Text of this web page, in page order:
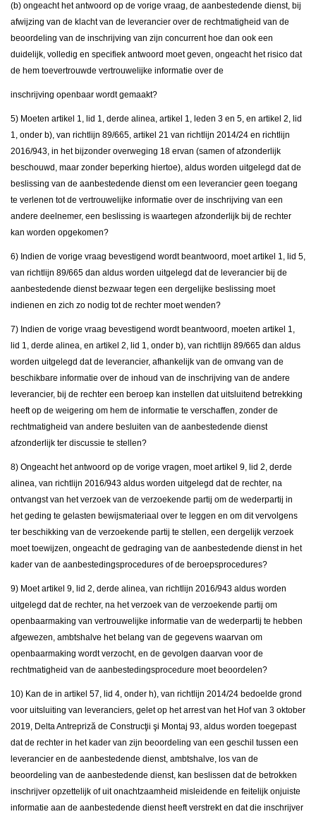
(b) ongeacht het antwoord op de vorige vraag, de aanbestedende dienst, bij
afwijzing van de klacht van de leverancier over de rechtmatigheid van de
beoordeling van de inschrijving van zijn concurrent hoe dan ook een
duidelijk, volledig en specifiek antwoord moet geven, ongeacht het risico dat
de hem toevertrouwde vertrouwelijke informatie over de
inschrijving openbaar wordt gemaakt?
5) Moeten artikel 1, lid 1, derde alinea, artikel 1, leden 3 en 5, en artikel 2, lid
1, onder b), van richtlijn 89/665, artikel 21 van richtlijn 2014/24 en richtlijn
2016/943, in het bijzonder overweging 18 ervan (samen of afzonderlijk
beschouwd, maar zonder beperking hiertoe), aldus worden uitgelegd dat de
beslissing van de aanbestedende dienst om een leverancier geen toegang
te verlenen tot de vertrouwelijke informatie over de inschrijving van een
andere deelnemer, een beslissing is waartegen afzonderlijk bij de rechter
kan worden opgekomen?
6) Indien de vorige vraag bevestigend wordt beantwoord, moet artikel 1, lid 5,
van richtlijn 89/665 dan aldus worden uitgelegd dat de leverancier bij de
aanbestedende dienst bezwaar tegen een dergelijke beslissing moet
indienen en zich zo nodig tot de rechter moet wenden?
7) Indien de vorige vraag bevestigend wordt beantwoord, moeten artikel 1,
lid 1, derde alinea, en artikel 2, lid 1, onder b), van richtlijn 89/665 dan aldus
worden uitgelegd dat de leverancier, afhankelijk van de omvang van de
beschikbare informatie over de inhoud van de inschrijving van de andere
leverancier, bij de rechter een beroep kan instellen dat uitsluitend betrekking
heeft op de weigering om hem de informatie te verschaffen, zonder de
rechtmatigheid van andere besluiten van de aanbestedende dienst
afzonderlijk ter discussie te stellen?
8) Ongeacht het antwoord op de vorige vragen, moet artikel 9, lid 2, derde
alinea, van richtlijn 2016/943 aldus worden uitgelegd dat de rechter, na
ontvangst van het verzoek van de verzoekende partij om de wederpartij in
het geding te gelasten bewijsmateriaal over te leggen en om dit vervolgens
ter beschikking van de verzoekende partij te stellen, een dergelijk verzoek
moet toewijzen, ongeacht de gedraging van de aanbestedende dienst in het
kader van de aanbestedingsprocedures of de beroepsprocedures?
9) Moet artikel 9, lid 2, derde alinea, van richtlijn 2016/943 aldus worden
uitgelegd dat de rechter, na het verzoek van de verzoekende partij om
openbaarmaking van vertrouwelijke informatie van de wederpartij te hebben
afgewezen, ambtshalve het belang van de gegevens waarvan om
openbaarmaking wordt verzocht, en de gevolgen daarvan voor de
rechtmatigheid van de aanbestedingsprocedure moet beoordelen?
10) Kan de in artikel 57, lid 4, onder h), van richtlijn 2014/24 bedoelde grond
voor uitsluiting van leveranciers, gelet op het arrest van het Hof van 3 oktober
2019, Delta Antrepriză de Construcţii şi Montaj 93, aldus worden toegepast
dat de rechter in het kader van zijn beoordeling van een geschil tussen een
leverancier en de aanbestedende dienst, ambtshalve, los van de
beoordeling van de aanbestedende dienst, kan beslissen dat de betrokken
inschrijver opzettelijk of uit onachtzaamheid misleidende en feitelijk onjuiste
informatie aan de aanbestedende dienst heeft verstrekt en dat die inschrijver